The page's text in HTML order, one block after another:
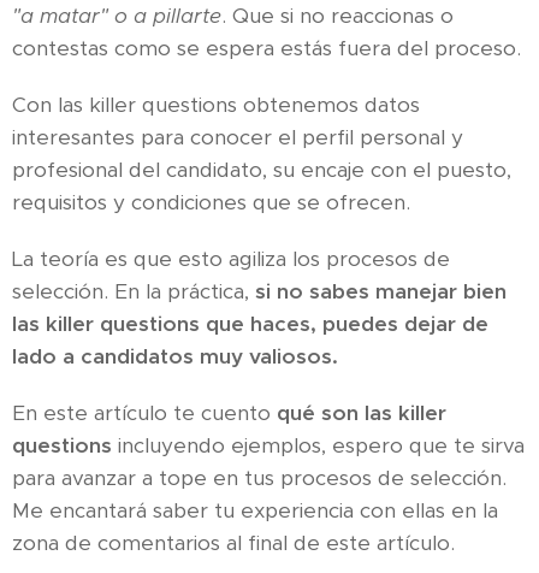
"a matar" o a pillarte. Que si no reaccionas o
contestas como se espera estás fuera del proceso.
Con las killer questions obtenemos datos
interesantes para conocer el perfil personal y
profesional del candidato, su encaje con el puesto,
requisitos y condiciones que se ofrecen.
La teoría es que esto agiliza los procesos de
selección. En la práctica, si no sabes manejar bien
las killer questions que haces, puedes dejar de
lado a candidatos muy valiosos.
En este artículo te cuento qué son las killer
questions incluyendo ejemplos, espero que te sirva
para avanzar a tope en tus procesos de selección.
Me encantará saber tu experiencia con ellas en la
zona de comentarios al final de este artículo.